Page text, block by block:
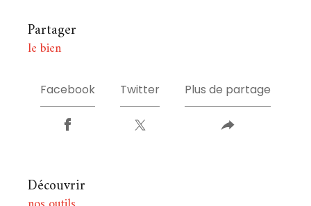
partager
le bien
Facebook Twitter Plus de partage
découvrir